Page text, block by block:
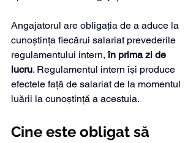
Angajatorul are obligația de a aduce la
cunoștința fiecărui salariat prevederile
regulamentului intern, în prima zi de
lucru. Regulamentul intern își produce
efectele față de salariat de la momentul
luării la cunoștință a acestuia.
Cine este obligat să